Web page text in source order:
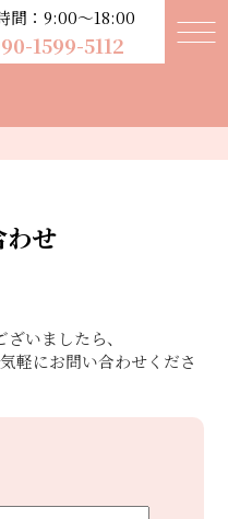
間：9:00〜18:00
1599-5112
わせ
いましたら、
軽にお問い合わせくださ